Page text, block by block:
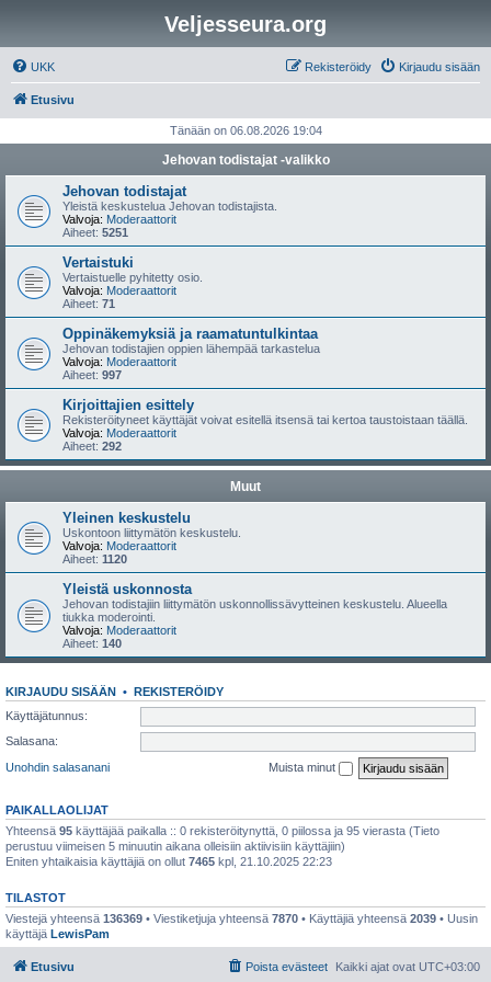
Veljesseura.org
UKK Kirjaudu sisään
Rekisteröidy
Etusivu
Tänään on 06.08.2026 19:04
Jehovan todistajat -valikko
Jehovan todistajat
Yleistä keskustelua Jehovan todistajista.
Valvoja: Moderaattorit
Aiheet: 5251
Vertaistuki
Vertaistuelle pyhitetty osio.
Valvoja: Moderaattorit
Aiheet: 71
Oppinäkemyksiä ja raamatuntulkintaa
Jehovan todistajien oppien lähempää tarkastelua
Valvoja: Moderaattorit
Aiheet: 997
Kirjoittajien esittely
Rekisteröityneet käyttäjät voivat esitellä itsensä tai kertoa taustoistaan täällä.
Valvoja: Moderaattorit
Aiheet: 292
Muut
Yleinen keskustelu
Uskontoon liittymätön keskustelu.
Valvoja: Moderaattorit
Aiheet: 1120
Yleistä uskonnosta
Jehovan todistajiin liittymätön uskonnollissävytteinen keskustelu. Alueella
tiukka moderointi.
Valvoja: Moderaattorit
Aiheet: 140
KIRJAUDU SISÄÄN • REKISTERÖIDY
Käyttäjätunnus:
Salasana:
Unohdin salasanani
Muista minut
PAIKALLAOLIJAT
Yhteensä 95 käyttäjää paikalla :: 0 rekisteröitynyttä, 0 piilossa ja 95 vierasta (Tieto
perustuu viimeisen 5 minuutin aikana olleisiin aktiivisiin käyttäjiin)
Eniten yhtaikaisia käyttäjiä on ollut 7465 kpl, 21.10.2025 22:23
TILASTOT
Viestejä yhteensä 136369 • Viestiketjuja yhteensä 7870 • Käyttäjiä yhteensä 2039 • Uusin
käyttäjä LewisPam
Etusivu Kaikki ajat ovat UTC+03:00
Poista evästeet